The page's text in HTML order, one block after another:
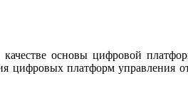
основы цифровой
цифровых платформ управления